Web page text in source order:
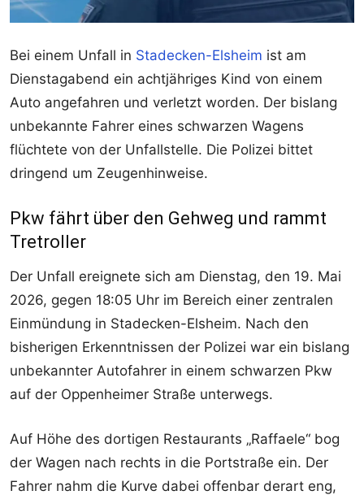
Bei einem Unfall in Stadecken-Elsheim ist am
Dienstagabend ein achtjähriges Kind von einem
Auto angefahren und verletzt worden. Der bislang
unbekannte Fahrer eines schwarzen Wagens
flüchtete von der Unfallstelle. Die Polizei bittet
dringend um Zeugenhinweise.
Pkw fährt über den Gehweg und rammt
Tretroller
Der Unfall ereignete sich am Dienstag, den 19. Mai
2026, gegen 18:05 Uhr im Bereich einer zentralen
Einmündung in Stadecken-Elsheim. Nach den
bisherigen Erkenntnissen der Polizei war ein bislang
unbekannter Autofahrer in einem schwarzen Pkw
auf der Oppenheimer Straße unterwegs.
Auf Höhe des dortigen Restaurants „Raffaele“ bog
der Wagen nach rechts in die Portstraße ein. Der
Fahrer nahm die Kurve dabei offenbar derart eng,